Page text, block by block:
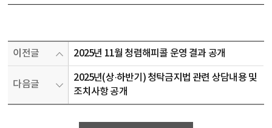
이전글 2025년 11월 청렴해피콜 운영 결과 공개
다음글
2025년(상·하반기) 청탁금지법 관련 상담내용 및
조치사항 공개